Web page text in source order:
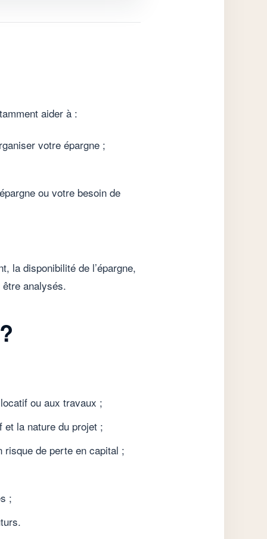
aider à :
votre épargne ;
ou votre besoin de
la disponibilité de l’épargne,
analysés.
ou aux travaux ;
la nature du projet ;
risque de perte en capital ;
;